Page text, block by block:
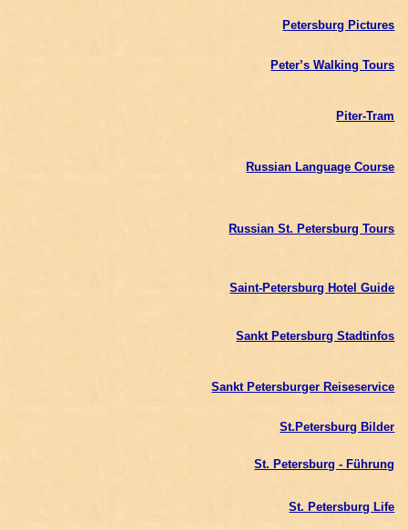
Petersburg Pictures
Peter’s Walking Tours
Piter-Tram
Russian Language Course
Russian St. Petersburg Tours
Saint-Petersburg Hotel Guide
Sankt Petersburg Stadtinfos
Sankt Petersburger Reiseservice
St.Petersburg Bilder
St. Petersburg - Führung
St. Petersburg Life